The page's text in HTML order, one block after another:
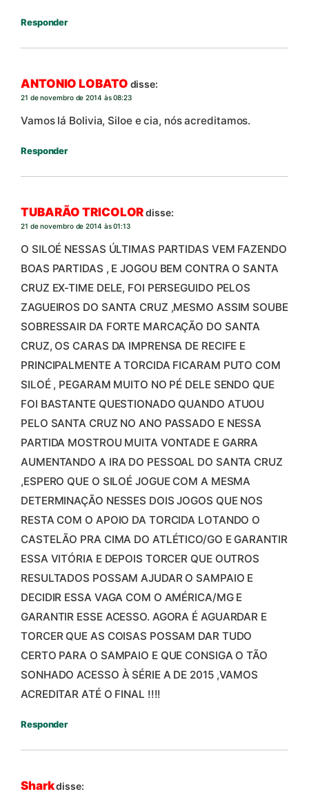
Responder
ANTONIO LOBATO disse:
21 de novembro de 2014 às 08:23
Vamos lá Bolivia, Siloe e cia, nós acreditamos.
Responder
TUBARÃO TRICOLORdisse:
21 de novembro de 2014 às 01:13
O SILOÉ NESSAS ÚLTIMAS PARTIDAS VEM FAZENDO
BOAS PARTIDAS , E JOGOU BEM CONTRA O SANTA
CRUZ EX-TIME DELE, FOI PERSEGUIDO PELOS
ZAGUEIROS DO SANTA CRUZ ,MESMO ASSIM SOUBE
SOBRESSAIR DA FORTE MARCAÇÃO DO SANTA
CRUZ, OS CARAS DA IMPRENSA DE RECIFE E
PRINCIPALMENTE A TORCIDA FICARAM PUTO COM
SILOÉ , PEGARAM MUITO NO PÉ DELE SENDO QUE
FOI BASTANTE QUESTIONADO QUANDO ATUOU
PELO SANTA CRUZ NO ANO PASSADO E NESSA
PARTIDA MOSTROU MUITA VONTADE E GARRA
AUMENTANDO A IRA DO PESSOAL DO SANTA CRUZ
,ESPERO QUE O SILOÉ JOGUE COM A MESMA
DETERMINAÇÃO NESSES DOIS JOGOS QUE NOS
RESTA COM O APOIO DA TORCIDA LOTANDO O
CASTELÃO PRA CIMA DO ATLÉTICO/GO E GARANTIR
ESSA VITÓRIA E DEPOIS TORCER QUE OUTROS
RESULTADOS POSSAM AJUDAR O SAMPAIO E
DECIDIR ESSA VAGA COM O AMÉRICA/MG E
GARANTIR ESSE ACESSO. AGORA É AGUARDAR E
TORCER QUE AS COISAS POSSAM DAR TUDO
CERTO PARA O SAMPAIO E QUE CONSIGA O TÃO
SONHADO ACESSO À SÉRIE A DE 2015 ,VAMOS
ACREDITAR ATÉ O FINAL !!!!
Responder
Sharkdisse: